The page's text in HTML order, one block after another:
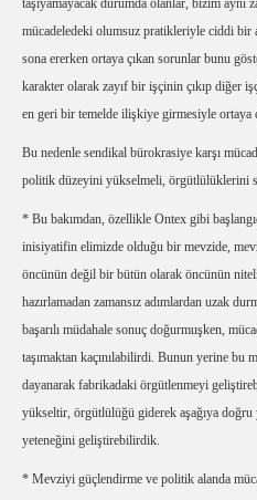
taşıyamayacak durumda olanlar, bizim
mücadeledeki olumsuz pratikleriyle ciddi bir
sona ererken ortaya çıkan sorunlar bunu
karakter olarak zayıf bir işçinin çıkıp diğer
en geri bir temelde ilişkiye girmesiyle ortaya
Bu nedenle sendikal bürokrasiye karşı
politik düzeyini yükselmeli, örgütlülüklerini
* Bu bakımdan, özellikle Ontex gibi
inisiyatifin elimizde olduğu bir mevzide,
öncünün değil bir bütün olarak öncünün
hazırlamadan zamansız adımlardan uzak
başarılı müdahale sonuç doğurmuşken,
taşımaktan kaçınılabilirdi. Bunun yerine bu
dayanarak fabrikadaki örgütlenmeyi
yükseltir, örgütlülüğü giderek aşağıya
yeteneğini geliştirebilirdik.
* Mevziyi güçlendirme ve politik alanda